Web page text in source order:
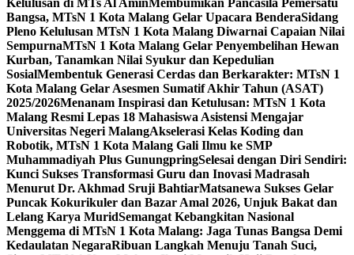
Kelulusan di MTs Al Amin Membumikan Pancasila Pemersatu
Bangsa, MTsN 1 Kota Malang Gelar Upacara BenderaSidang
Pleno Kelulusan MTsN 1 Kota Malang Diwarnai Capaian Nilai
SempurnaMTsN 1 Kota Malang Gelar Penyembelihan Hewan
Kurban, Tanamkan Nilai Syukur dan Kepedulian
SosialMembentuk Generasi Cerdas dan Berkarakter: MTsN 1
Kota Malang Gelar Asesmen Sumatif Akhir Tahun (ASAT)
2025/2026Menanam Inspirasi dan Ketulusan: MTsN 1 Kota
Malang Resmi Lepas 18 Mahasiswa Asistensi Mengajar
Universitas Negeri MalangAkselerasi Kelas Koding dan
Robotik, MTsN 1 Kota Malang Gali Ilmu ke SMP
Muhammadiyah Plus GunungpringSelesai dengan Diri Sendiri:
Kunci Sukses Transformasi Guru dan Inovasi Madrasah
Menurut Dr. Akhmad Sruji BahtiarMatsanewa Sukses Gelar
Puncak Kokurikuler dan Bazar Amal 2026, Unjuk Bakat dan
Lelang Karya MuridSemangat Kebangkitan Nasional
Menggema di MTsN 1 Kota Malang: Jaga Tunas Bangsa Demi
Kedaulatan NegaraRibuan Langkah Menuju Tanah Suci,